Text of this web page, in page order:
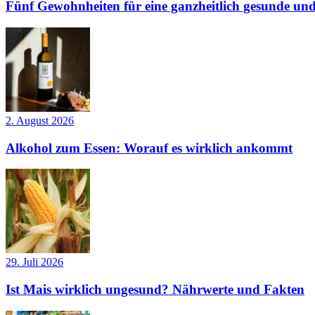
Fünf Gewohnheiten für eine ganzheitlich gesunde
2. August 2026
Alkohol zum Essen: Worauf es wirklich ankommt
29. Juli 2026
Ist Mais wirklich ungesund? Nährwerte und Fakten